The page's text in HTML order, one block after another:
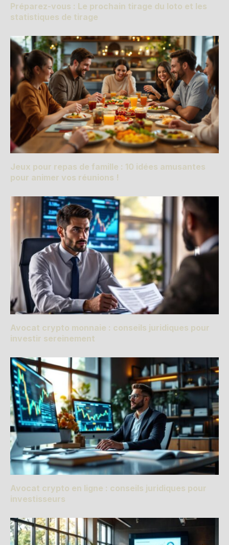
Préparez-vous : Le prochain tirage du loto et les
statistiques de tirage
Jeux pour repas de famille : 10 idées amusantes
pour animer vos réunions !
Avocat crypto monnaie : conseils juridiques pour
investir sereinement
Avocat crypto en ligne : conseils juridiques pour
investisseurs